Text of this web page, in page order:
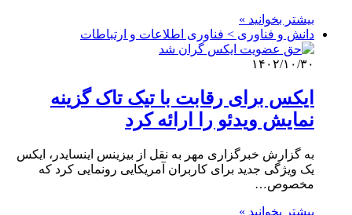
بیشتر بخوانید »
دانش و فناوری > فناوری اطلاعات و ارتباطات
۱۴۰۲/۱۰/۳۰
ایکس برای رقابت با تیک تاک گزینه
نمایش ویدئو را ارائه کرد
به گزارش خبرگزاری مهر به نقل از بیزینس اینسایدر، ایکس
یک ویژگی جدید برای کاربران آمریکایی رونمایی کرد که
مخصوص…
بیشتر بخوانید »